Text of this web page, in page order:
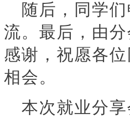
随后，同学
流。最后，由
感谢，祝愿各
相会。
本次就业分